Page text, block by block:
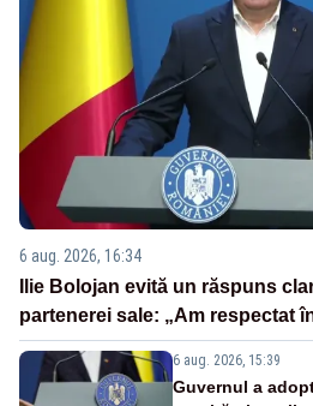
6 aug. 2026, 16:34
Ilie Bolojan evită un răspuns
partenerei sale: „Am respectat
6 aug. 2026, 15:39
Guvernul a